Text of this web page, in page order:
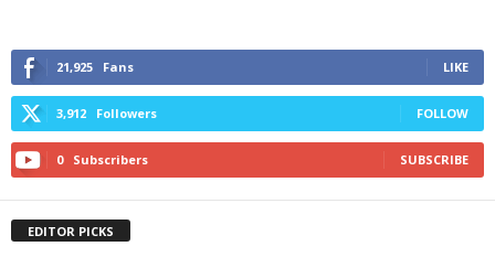
21,925 Fans LIKE
3,912 Followers FOLLOW
0 Subscribers SUBSCRIBE
EDITOR PICKS